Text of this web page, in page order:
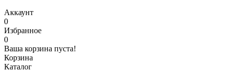
Аккаунт
0
Избранное
0
Ваша корзина пуста!
Корзина
Каталог